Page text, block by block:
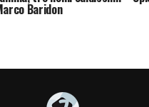
NOSTRE TOP
Baridon